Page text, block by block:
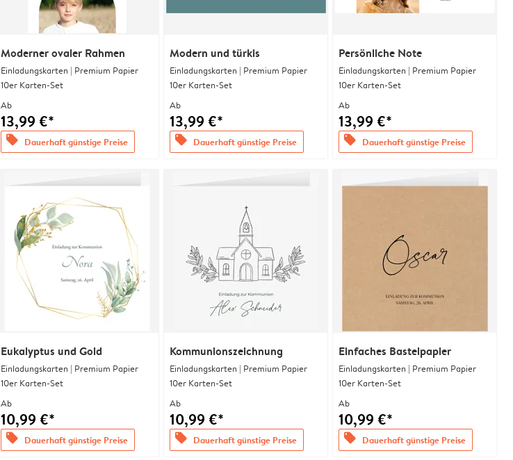
Moderner ovaler Rahmen
Einladungskarten | Premium Papier
10er Karten-Set
Ab
13,99 €*
offers Dauerhaft günstige Preise
Modern und türkis
Einladungskarten | Premium Papier
10er Karten-Set
Ab
13,99 €*
offers Dauerhaft günstige Preise
Persönliche Note
Einladungskarten | Premium Papier
10er Karten-Set
Ab
13,99 €*
offers Dauerhaft günstige Preise
Eukalyptus und Gold
Einladungskarten | Premium Papier
10er Karten-Set
Ab
10,99 €*
offers Dauerhaft günstige Preise
Kommunionszeichnung
Einladungskarten | Premium Papier
10er Karten-Set
Ab
10,99 €*
offers Dauerhaft günstige Preise
Einfaches Bastelpapier
Einladungskarten | Premium Papier
10er Karten-Set
Ab
10,99 €*
offers Dauerhaft günstige Preise